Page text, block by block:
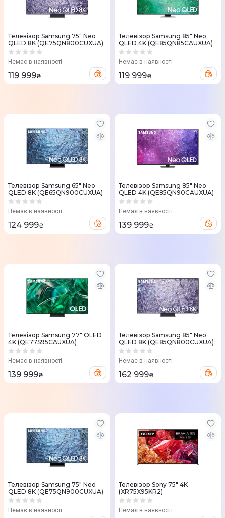
Телевізор Samsung 75" Neo
QLED 8K (QE75QN800CUXUA)
Немає в наявності
119 999₴
Телевізор Samsung 85" Neo
QLED 4K (QE85QN85CAUXUA)
Немає в наявності
119 999₴
Телевізор Samsung 65" Neo
QLED 8K (QE65QN900CUXUA)
Немає в наявності
124 999₴
Телевізор Samsung 85" Neo
QLED 4K (QE85QN90CAUXUA)
Немає в наявності
139 999₴
Телевізор Samsung 77" OLED
4K (QE77S95CAUXUA)
Немає в наявності
139 999₴
Телевізор Samsung 85" Neo
QLED 8K (QE85QN800CUXUA)
Немає в наявності
162 999₴
Телевізор Samsung 75" Neo
QLED 8K (QE75QN900CUXUA)
Немає в наявності
Телевізор Sony 75" 4K
(XR75X95KR2)
Немає в наявності